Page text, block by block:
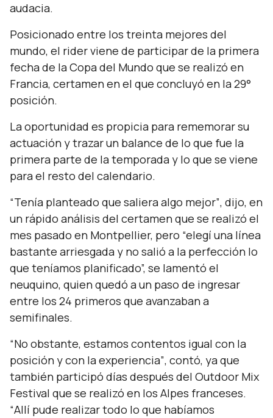
audacia.
Posicionado entre los treinta mejores del
mundo, el riderviene de participar de la primera
fecha de la Copa del Mundo que se realizó en
Francia, certamen en el que concluyó en la 29°
posición.
La oportunidad es propicia para rememorar su
actuación y trazar un balance de lo que fue la
primera parte de la temporada y lo que se viene
para el resto del calendario.
“Tenía planteado que saliera algo mejor”, dijo, en
un rápido análisis del certamen que se realizó el
mes pasado en Montpellier, pero “elegí una línea
bastante arriesgada y no salió a la perfección lo
que teníamos planificado”, se lamentó el
neuquino, quien quedó a un paso de ingresar
entre los 24 primeros que avanzaban a
semifinales.
“No obstante, estamos contentos igual con la
posición y con la experiencia”, contó, ya que
también participó días después del Outdoor Mix
Festival que se realizó en los Alpes franceses.
“Allí pude realizar todo lo que habíamos